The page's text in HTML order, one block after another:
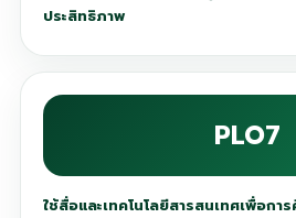
ประสิทธิภาพ
PLO7
ใช้สื่อและเทคโนโลยีสารสนเทศเพื่อก